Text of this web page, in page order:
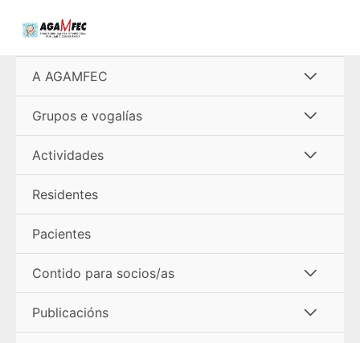
A AGAMFEC
menú
Grupos e vogalías
menú
Actividades
Residentes
Pacientes
Contido para socios/as
menú
Publicacións